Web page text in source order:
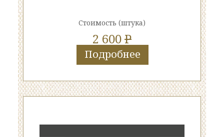
Стоимость (штука)
2 600P
Подробнее